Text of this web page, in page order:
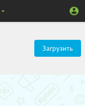
Загрузить